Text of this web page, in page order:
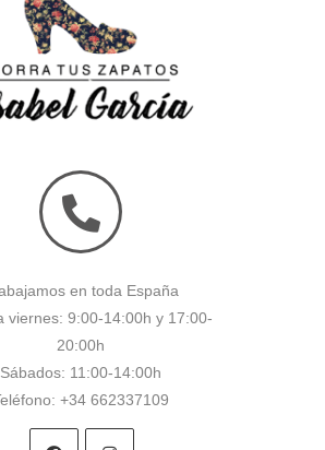
en toda España
viernes: 9:00-14:00h y 17:00-
20:00h
Sábados: 11:00-14:00h
+34 662337109